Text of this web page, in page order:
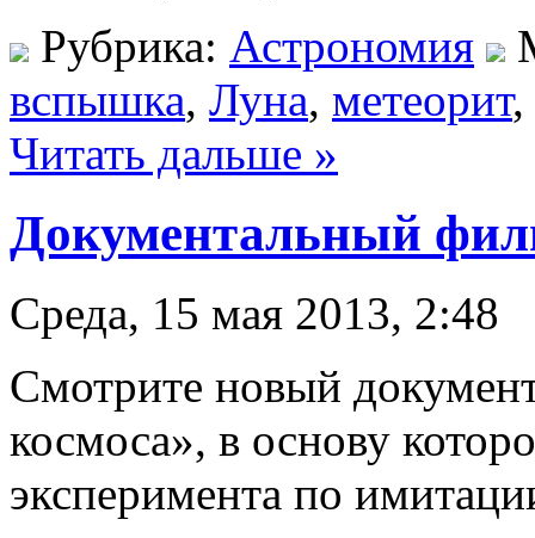
Рубрика: Астрономия
вспышка, Луна, метеорит,
Читать дальше »
Документальный
Среда, 15 мая 2013, 2:48
Смотрите новый
космоса», в основу
эксперимента по